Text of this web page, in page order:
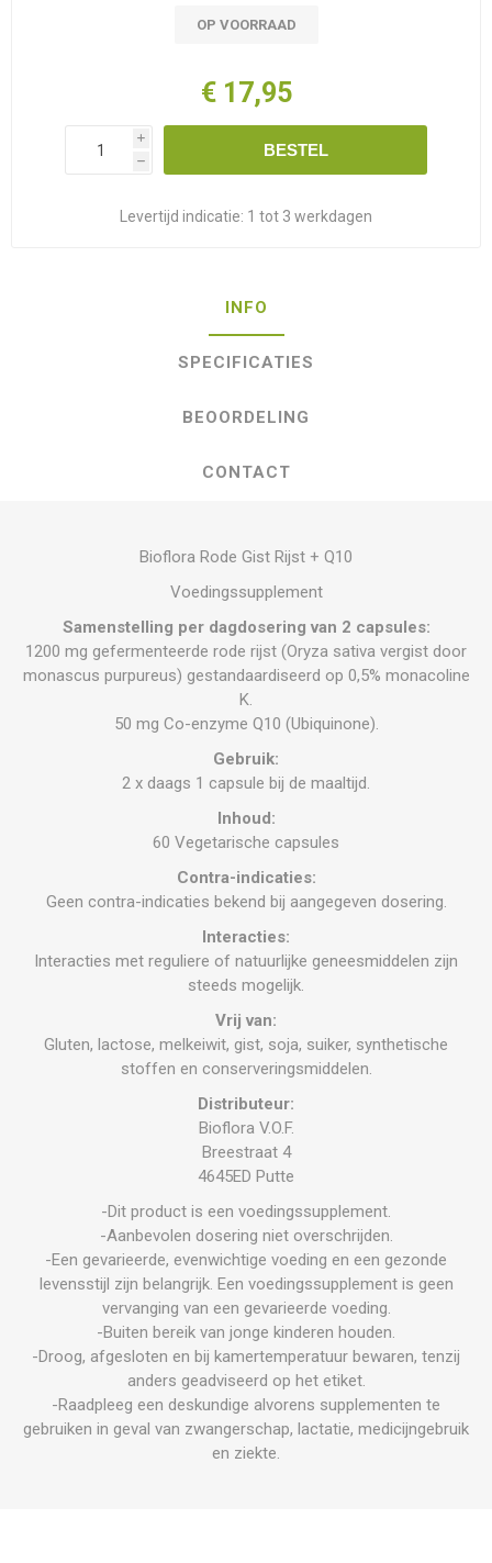
OP VOORRAAD
€ 17,95
i
h
BESTEL
Levertijd indicatie: 1 tot 3 werkdagen
INFO
SPECIFICATIES
BEOORDELING
CONTACT
Bioflora Rode Gist Rijst + Q10
Voedingssupplement
Samenstelling per dagdosering van 2 capsules:
1200 mg gefermenteerde rode rijst (Oryza sativa vergist door
monascus purpureus) gestandaardiseerd op 0,5% monacoline
K.
50 mg Co-enzyme Q10 (Ubiquinone).
Gebruik:
2 x daags 1 capsule bij de maaltijd.
Inhoud:
60 Vegetarische capsules
Contra-indicaties:
Geen contra-indicaties bekend bij aangegeven dosering.
Interacties:
Interacties met reguliere of natuurlijke geneesmiddelen zijn
steeds mogelijk.
Vrij van:
Gluten, lactose, melkeiwit, gist, soja, suiker, synthetische
stoffen en conserveringsmiddelen.
Distributeur:
Bioflora V.O.F.
Breestraat 4
4645ED Putte
-Dit product is een voedingssupplement.
-Aanbevolen dosering niet overschrijden.
-Een gevarieerde, evenwichtige voeding en een gezonde
levensstijl zijn belangrijk. Een voedingssupplement is geen
vervanging van een gevarieerde voeding.
-Buiten bereik van jonge kinderen houden.
-Droog, afgesloten en bij kamertemperatuur bewaren, tenzij
anders geadviseerd op het etiket.
-Raadpleeg een deskundige alvorens supplementen te
gebruiken in geval van zwangerschap, lactatie, medicijngebruik
en ziekte.